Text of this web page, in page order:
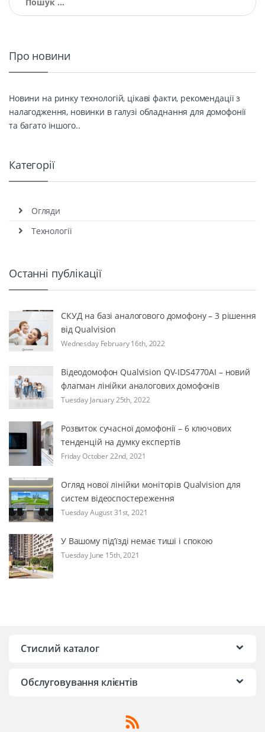
Про новини
Новини на ринку технологій, цікаві факти, рекомендації з
налагодження, новинки в галузі обладнання для домофонії
та багато іншого..
Категорії
Огляди
Технології
Останні публікації
СКУД на базі аналогового домофону – 3 рішення
від Qualvision
Wednesday February 16th, 2022
Відеодомофон Qualvision QV-IDS4770AI – новий
флагман лінійки аналогових домофонів
Tuesday January 25th, 2022
Розвиток сучасної домофонії – 6 ключових
тенденцій на думку експертів
Friday October 22nd, 2021
Огляд нової лінійки моніторів Qualvision для
систем відеоспостереження
Tuesday August 31st, 2021
У Вашому під’їзді немає тиші і спокою
Tuesday June 15th, 2021
Стислий каталог
Обслуговування клієнтів